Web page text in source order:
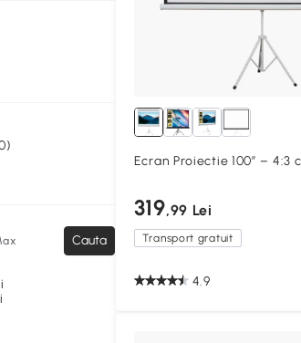
Cauta
Ecran Proiectie 100” – 4:3
319,99 Lei
Transport gratuit
4.9